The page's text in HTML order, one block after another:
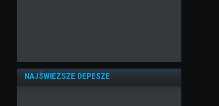
NAJŚWIEŻSZE DEPESZE